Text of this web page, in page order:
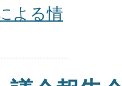
よる情